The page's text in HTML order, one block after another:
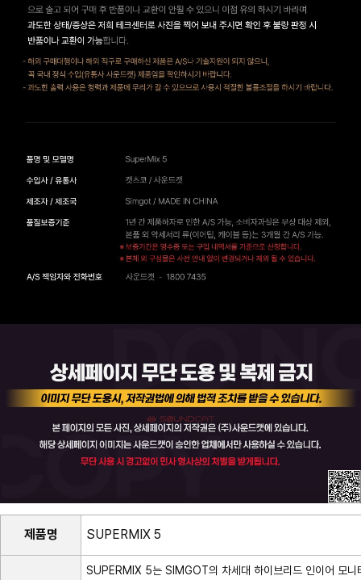
제품명 SUPERMIX 5
SUPERMIX 5는 SIMGOT의 차세대 하이브리드 인이어 모니